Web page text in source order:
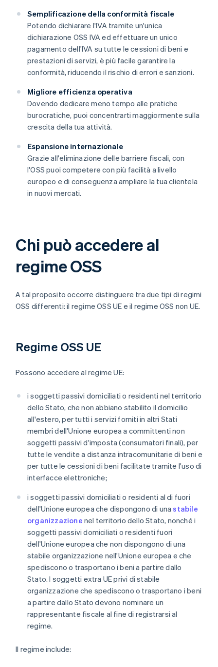
Semplificazione della conformità fiscale
Potendo dichiarare l'IVA tramite un'unica
dichiarazione OSS IVA ed effettuare un unico
pagamento dell'IVA su tutte le cessioni di beni e
prestazioni di servizi, è più facile garantire la
conformità, riducendo il rischio di errori e sanzioni.
Migliore efficienza operativa
Dovendo dedicare meno tempo alle pratiche
burocratiche, puoi concentrarti maggiormente sulla
crescita della tua attività.
Espansione internazionale
Grazie all'eliminazione delle barriere fiscali, con
l'OSS puoi competere con più facilità a livello
europeo e di conseguenza ampliare la tua clientela
in nuovi mercati.
Chi può accedere al
regime OSS
A tal proposito occorre distinguere tra due tipi di regimi
OSS differenti: il regime OSS UE e il regime OSS non UE.
Regime OSS UE
Possono accedere al regime UE:
i soggetti passivi domiciliati o residenti nel territorio
dello Stato, che non abbiano stabilito il domicilio
all'estero, per tutti i servizi forniti in altri Stati
membri dell'Unione europea a committenti non
soggetti passivi d'imposta (consumatori finali), per
tutte le vendite a distanza intracomunitarie di beni e
per tutte le cessioni di beni facilitate tramite l'uso di
interfacce elettroniche;
i soggetti passivi domiciliati o residenti al di fuori
dell'Unione europea che dispongono di unastabile
organizzazione nel territorio dello Stato, nonché i
soggetti passivi domiciliati o residenti fuori
dell'Unione europea che non dispongono di una
stabile organizzazione nell'Unione europea e che
spediscono o trasportano i beni a partire dallo
Stato. I soggetti extra UE privi di stabile
organizzazione che spediscono o trasportano i beni
a partire dallo Stato devono nominare un
rappresentante fiscale al fine di registrarsi al
regime.
Il regime include: